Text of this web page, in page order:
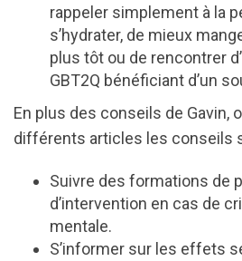
rappeler simplement à la
s’hydrater, de mieux
plus tôt ou de rencontrer
GBT2Q bénéficiant d’un
En plus des conseils de Gavin,
différents articles les conseils
Suivre des formations de
d’intervention en cas de
mentale.
S’informer sur les effets